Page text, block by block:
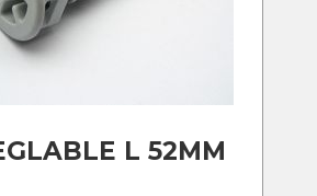
L 52MM